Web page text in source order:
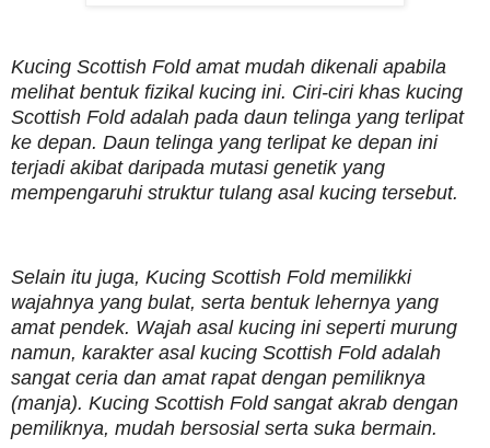
Kucing Scottish Fold amat mudah dikenali apabila
melihat bentuk fizikal kucing ini. Ciri-ciri khas kucing
Scottish Fold adalah pada daun telinga yang terlipat
ke depan. Daun telinga yang terlipat ke depan ini
terjadi akibat daripada mutasi genetik yang
mempengaruhi struktur tulang asal kucing tersebut.
Selain itu juga, Kucing Scottish Fold memilikki
wajahnya yang bulat, serta bentuk lehernya yang
amat pendek. Wajah asal kucing ini seperti murung
namun, karakter asal kucing Scottish Fold adalah
sangat ceria dan amat rapat dengan pemiliknya
(manja). Kucing Scottish Fold sangat akrab dengan
pemiliknya, mudah bersosial serta suka bermain.